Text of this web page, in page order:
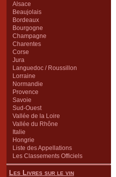
Alsace
Beaujolais
Bordeaux
Bourgogne
Champagne
Charentes
Corse
Jura
Languedoc / Roussillon
Lorraine
Normandie
Provence
Savoie
Sud-Ouest
Vallée de la Loire
Vallée du Rhône
Italie
Hongrie
Liste des Appellations
Les Classements Officiels
Les Livres sur le vin